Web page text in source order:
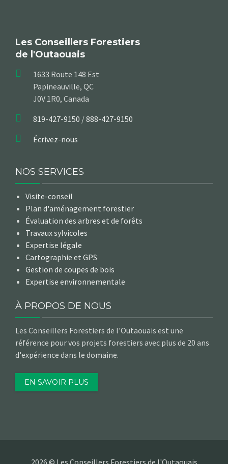
Les Conseillers Forestiers
de l'Outaouais
1633 Route 148 Est
Papineauville, QC
J0V 1R0, Canada
819-427-9150 /888-427-9150
Écrivez-nous
NOS SERVICES
Visite-conseil
Plan d'aménagement forestier
Évaluation des arbres et de forêts
Travaux sylvicoles
Expertise légale
Cartographie et GPS
Gestion de coupes de bois
Expertise environnementale
À PROPOS DE NOUS
Les Conseillers Forestiers de l'Outaouais est une
référence pour vos projets forestiers avec plus de 20 ans
d'expérience dans le domaine.
EN SAVOIR PLUS
2026 © Les Conseillers Forestiers de l'Outaouais